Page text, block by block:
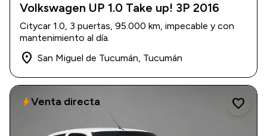
2016 95.000 km
$ 11.000.000
Volkswagen UP 1.0 Take up! 3P 2016
Citycar 1.0, 3 puertas, 95.000 km, impecable y con
mantenimiento al día.
place San Miguel de Tucumán, Tucumán
favorite
boltVenta directa